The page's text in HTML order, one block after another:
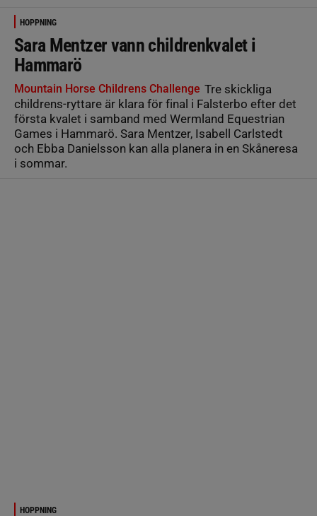
HOPPNING
Sara Mentzer vann childrenkvalet i
Hammarö
Mountain Horse Childrens Challenge Tre skickliga
childrens-ryttare är klara för final i Falsterbo efter det
första kvalet i samband med Wermland Equestrian
Games i Hammarö. Sara Mentzer, Isabell Carlstedt
och Ebba Danielsson kan alla planera in en Skåneresa
i sommar.
HOPPNING